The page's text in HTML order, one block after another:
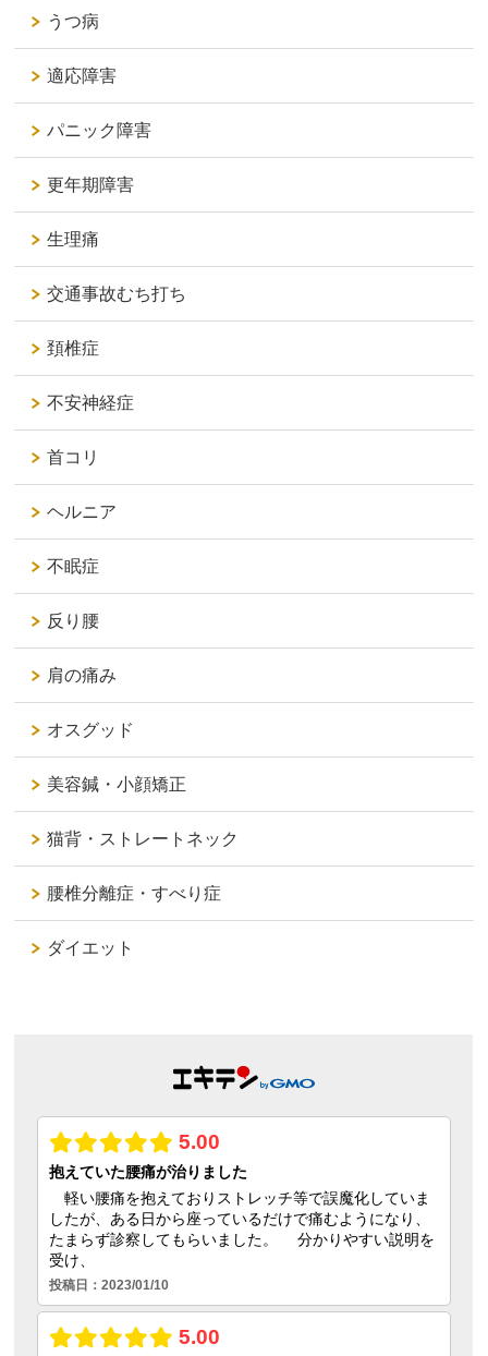
うつ病
適応障害
パニック障害
更年期障害
生理痛
交通事故むち打ち
頚椎症
不安神経症
首コリ
ヘルニア
不眠症
反り腰
肩の痛み
オスグッド
美容鍼・小顔矯正
猫背・ストレートネック
腰椎分離症・すべり症
ダイエット